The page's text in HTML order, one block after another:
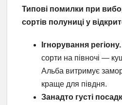
Типові помилки при
сортів полуниці у
Ігнорування регіону.
сорти на півночі —
Альба витримує
краще для півдня.
Занадто густі